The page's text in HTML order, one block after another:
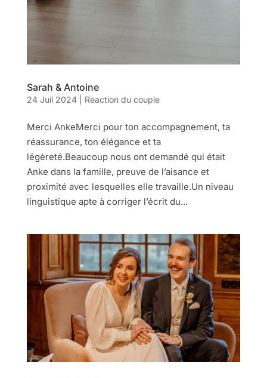
Sarah & Antoine
24 Juil 2024| Reaction du couple
Merci AnkeMerci pour ton accompagnement, ta
réassurance, ton élégance et ta
légèreté.Beaucoup nous ont demandé qui était
Anke dans la famille, preuve de l’aisance et
proximité avec lesquelles elle travaille.Un niveau
linguistique apte à corriger l’écrit du...